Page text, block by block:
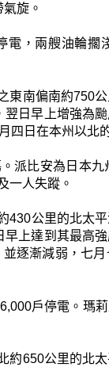
旋。
，兩艘油輪擱
南偏南約750
日早上增強為
四日在本州以北
派比安為日本
一人失蹤。
430公里的北太
上達到其最高
逐漸減弱，七
戶停電。瑪
650公里的北